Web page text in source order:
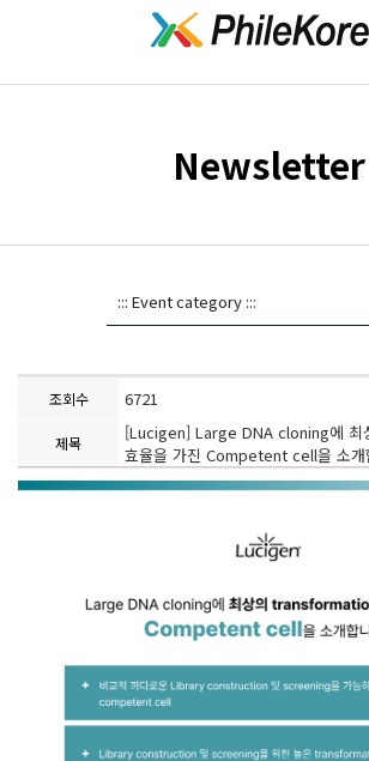
Newsletter
조회수 6721
제목
[Lucigen] Large DNA cloning에
효율을 가진 Competent cell을 소개